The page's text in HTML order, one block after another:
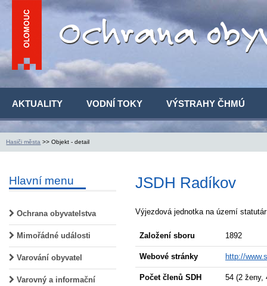
AKTUALITY VODNÍ TOKY VÝSTRAHY ČHMÚ
Hasiči města >> Objekt - detail
Hlavní menu
Ochrana obyvatelstva
Mimořádné události
Varování obyvatel
Varovný a informační
JSDH Radíkov
Výjezdová jednotka na území
Založení sboru 1892
Webové stránky http://
Počet členů SDH 54 (2 ženy,